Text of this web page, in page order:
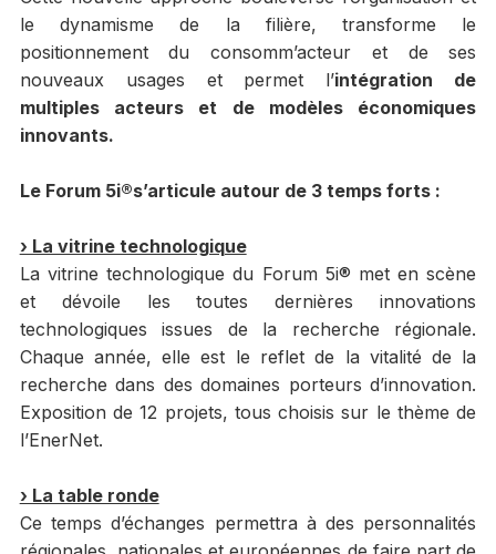
le dynamisme de la filière, transforme le
positionnement du consomm’acteur et de ses
nouveaux usages et permet l’intégration de
multiples acteurs et de modèles économiques
innovants.
Le Forum 5i®s’articule autour de 3 temps forts :
› La vitrine technologique
La vitrine technologique du Forum 5i® met en scène
et dévoile les toutes dernières innovations
technologiques issues de la recherche régionale.
Chaque année, elle est le reflet de la vitalité de la
recherche dans des domaines porteurs d’innovation.
Exposition de 12 projets, tous choisis sur le thème de
l’EnerNet.
› La table ronde
Ce temps d’échanges permettra à des personnalités